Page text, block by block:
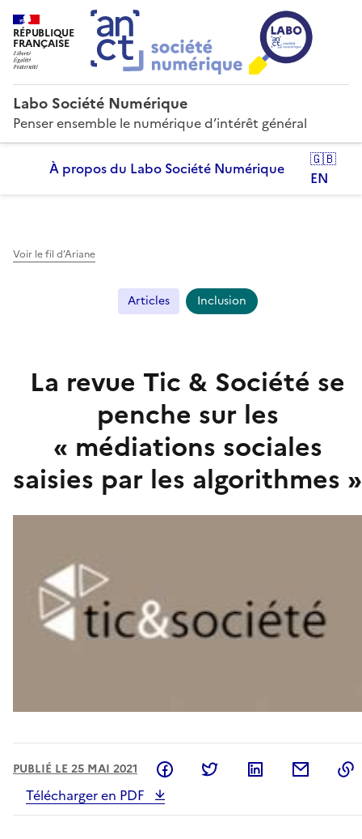
RÉPUBLIQUE
FRANÇAISE
Labo Société Numérique
Penser ensemble le numérique d’intérêt général
À propos du Labo Société Numérique
🇬🇧
EN
Voir le fil d’Ariane
Articles Inclusion
La revue Tic & Société se
penche sur les
« médiations sociales
saisies par les algorithmes »
PUBLIÉ LE 25 MAI 2021 Partager sur Facebook
Partager sur Twitter
Partager sur
Télécharger en PDF